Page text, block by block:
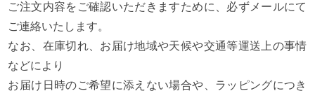
ご注文内容をご確認いただきますために、必ずメールにて
ご連絡いたします。
なお、在庫切れ、お届け地域や天候や交通等運送上の事情
などにより
お届け日時のご希望に添えない場合や、ラッピングにつき